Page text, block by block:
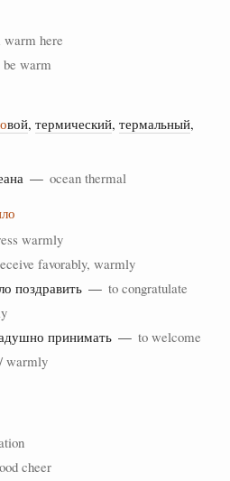
here
be warm
вой, термический, термальный,
— ocean thermal
warmly
favorably, warmly
поздравить — to congratulate
принимать — to welcome
warmly
cheer